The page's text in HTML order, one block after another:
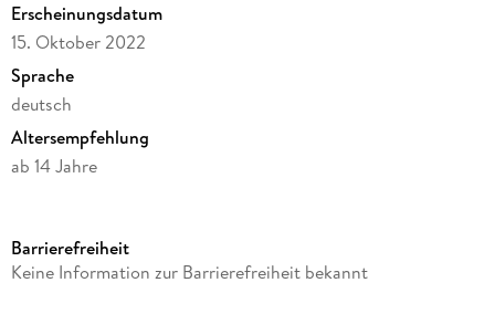
Erscheinungsdatum
15. Oktober 2022
Sprache
deutsch
Altersempfehlung
ab 14 Jahre
Herausgegeben von
Barrierefreiheit
Keine Information zur Barrierefreiheit bekannt